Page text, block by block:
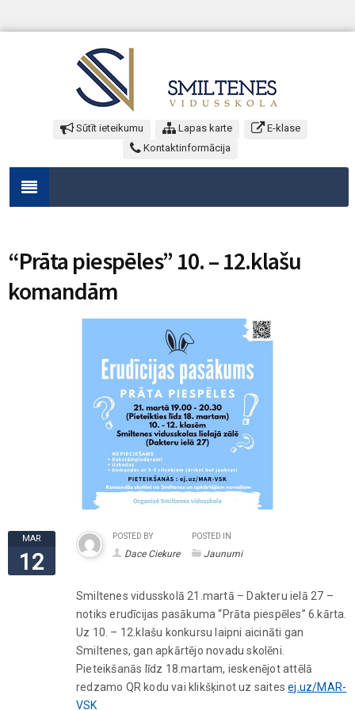
Sūtīt ieteikumu Lapas karte
E-klase
Kontaktinformācija
“Prāta piespēles” 10. – 12.klašu
komandām
MAR
12
POSTED BY
Dace Ciekure
POSTED IN
Jaunumi
Smiltenes vidusskolā 21.martā – Dakteru ielā 27 –
notiks erudīcijas pasākuma “Prāta piespēles” 6.kārta.
Uz 10. – 12.klašu konkursu laipni aicināti gan
Smiltenes, gan apkārtējo novadu skolēni.
Pieteikšanās līdz 18.martam, ieskenējot attēlā
redzamo QR kodu vai klikšķinot uz saitesej.uz/MAR-
VSK